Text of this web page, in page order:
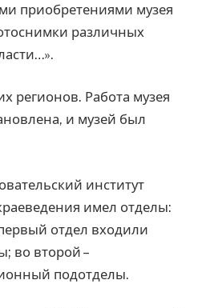
приобретениями музея
различных
регионов. Работа музея
и музей был
институт
имел отделы:
отдел входили
во второй –
подотделы.